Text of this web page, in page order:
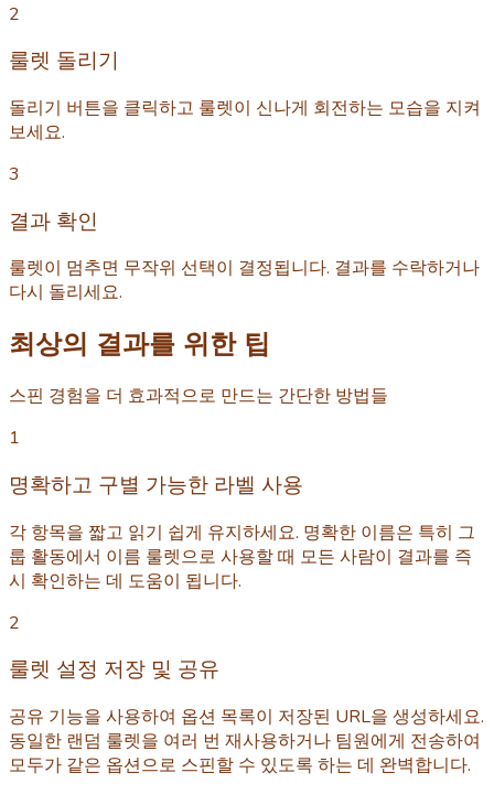
2
룰렛 돌리기
돌리기 버튼을 클릭하고 룰렛이 신나게 회전하는 모습을 지켜
보세요.
3
결과 확인
룰렛이 멈추면 무작위 선택이 결정됩니다. 결과를 수락하거나
다시 돌리세요.
최상의 결과를 위한 팁
스핀 경험을 더 효과적으로 만드는 간단한 방법들
1
명확하고 구별 가능한 라벨 사용
각 항목을 짧고 읽기 쉽게 유지하세요. 명확한 이름은 특히 그
룹 활동에서 이름 룰렛으로 사용할 때 모든 사람이 결과를 즉
시 확인하는 데 도움이 됩니다.
2
룰렛 설정 저장 및 공유
공유 기능을 사용하여 옵션 목록이 저장된 URL을 생성하세요.
동일한 랜덤 룰렛을 여러 번 재사용하거나 팀원에게 전송하여
모두가 같은 옵션으로 스핀할 수 있도록 하는 데 완벽합니다.